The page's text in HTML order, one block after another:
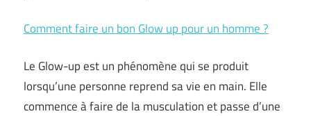
Comment faire un bon Glow up pour un homme ?
Le Glow-up est un phénomène qui se produit
lorsqu’une personne reprend sa vie en main. Elle
commence à faire de la musculation et passe d’une